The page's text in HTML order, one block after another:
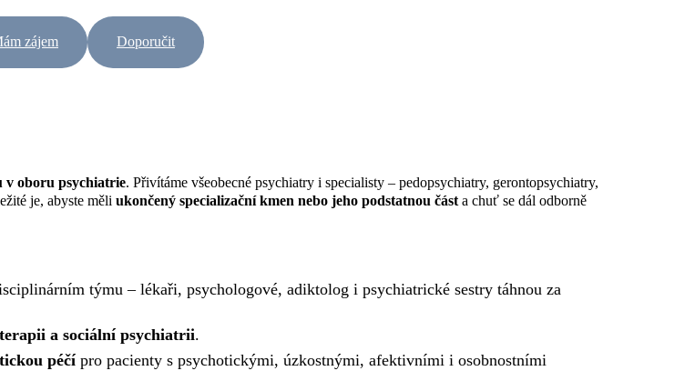
zájem Doporučit
v oboru psychiatrie. Přivítáme všeobecné psychiatry i specialisty – pedopsychiatry, gerontopsychiatry,
je, abyste měli ukončený specializační kmen nebo jeho podstatnou část a chuť se dál odborně
týmu – lékaři, psychologové, adiktolog i psychiatrické sestry táhnou za
a sociální psychiatrii.
péčípro pacienty s psychotickými, úzkostnými, afektivními i osobnostními